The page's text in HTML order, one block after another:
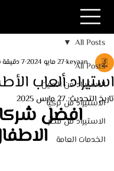
All Posts
الاستيراد من الصين
الاستيراد من تركيا
الاستيراد من مصر
الخدمات العامة
All Posts
استيراد ألعاب
keyaan27 مايو 2024 7 دقيقة قراءة
تاريخ التحديث:27 مارس 2025
افضل